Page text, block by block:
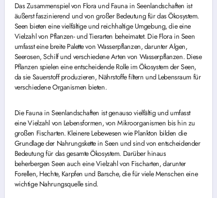
Das Zusammenspiel von Flora und Fauna in Seenlandschaften ist
äußerst faszinierend und von großer Bedeutung für das Ökosystem.
Seen bieten eine vielfältige und reichhaltige Umgebung, die eine
Vielzahl von Pflanzen- und Tierarten beheimatet. Die Flora in Seen
umfasst eine breite Palette von Wasserpflanzen, darunter Algen,
Seerosen, Schilf und verschiedene Arten von Wasserpflanzen. Diese
Pflanzen spielen eine entscheidende Rolle im Ökosystem der Seen,
da sie Sauerstoff produzieren, Nährstoffe filtern und Lebensraum für
verschiedene Organismen bieten.
Die Fauna in Seenlandschaften ist genauso vielfältig und umfasst
eine Vielzahl von Lebensformen, von Mikroorganismen bis hin zu
großen Fischarten. Kleinere Lebewesen wie Plankton bilden die
Grundlage der Nahrungskette in Seen und sind von entscheidender
Bedeutung für das gesamte Ökosystem. Darüber hinaus
beherbergen Seen auch eine Vielzahl von Fischarten, darunter
Forellen, Hechte, Karpfen und Barsche, die für viele Menschen eine
wichtige Nahrungsquelle sind.